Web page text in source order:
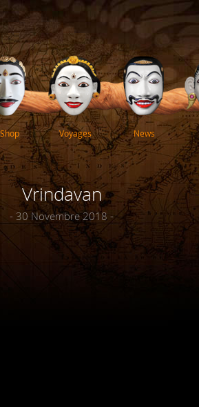
Voyages News
Vrindavan
- 30 Novembre 2018 -